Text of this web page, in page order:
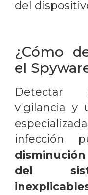
del
¿Cómo
el
Detectar
vigilancia y
infección
del